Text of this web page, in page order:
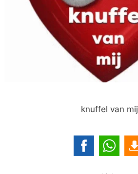
knuffel van mij